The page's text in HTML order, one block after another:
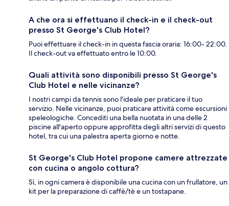
A che ora si effettuano il check-in e il check-out
presso St George's Club Hotel?
Puoi effettuare il check-in in questa fascia oraria: 16:00- 22:00.
Il check-out va effettuato entro le 10:00.
Quali attività sono disponibili presso St George's
Club Hotel e nelle vicinanze?
I nostri campi da tennis sono l'ideale per praticare il tuo
servizio. Nelle vicinanze, puoi praticare attività come escursioni
speleologiche. Concediti una bella nuotata in una delle 2
piscine all'aperto oppure approfitta degli altri servizi di questo
hotel, tra cui una palestra aperta giorno e notte.
St George's Club Hotel propone camere attrezzate
con cucina o angolo cottura?
Sì, in ogni camera è disponibile una cucina con un frullatore, un
kit per la preparazione di caffè/tè e un tostapane.